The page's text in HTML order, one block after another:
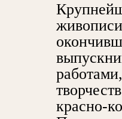
красно-